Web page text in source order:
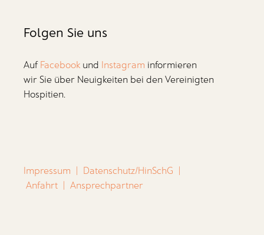
Folgen Sie uns
Auf Facebook und Instagram informieren
wir Sie über Neuigkeiten bei den Vereinigten
Hospitien.
Impressum | Datenschutz/HinSchG |
Anfahrt | Ansprechpartner